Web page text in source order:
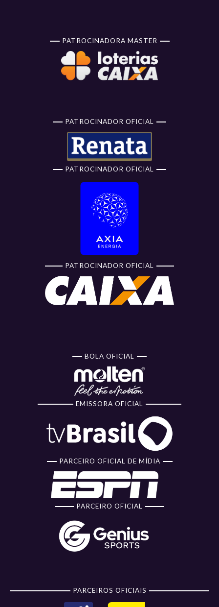
PATROCINADORA MASTER
PATROCINADOR OFICIAL
PATROCINADOR OFICIAL
PATROCINADOR OFICIAL
BOLA OFICIAL
EMISSORA OFICIAL
PARCEIRO OFICIAL DE MÍDIA
PARCEIRO OFICIAL
PARCEIROS OFICIAIS